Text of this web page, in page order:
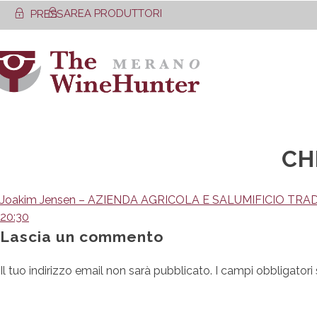
Skip
AREA PRODUTTORI
PRESS
Navigazione
articoli
Joakim Jensen – AZIENDA AGRICOLA E SALUMIFICIO
20:30
Lascia un commento
Il tuo indirizzo email non sarà pubblicato. I campi